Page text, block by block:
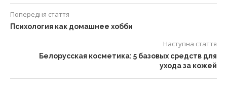
Попередня стаття
Психология как домашнее хобби
Наступна стаття
Белорусская косметика: 5 базовых средств для
ухода за кожей